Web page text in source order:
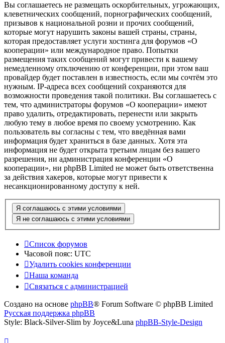
Вы соглашаетесь не размещать оскорбительных, угрожающих,
клеветнических сообщений, порнографических сообщений,
призывов к национальной розни и прочих сообщений,
которые могут нарушить законы вашей страны, страны,
которая предоставляет услуги хостинга для форумов «О
кооперации» или международное право. Попытки
размещения таких сообщений могут привести к вашему
немедленному отключению от конференции, при этом ваш
провайдер будет поставлен в известность, если мы сочтём это
нужным. IP-адреса всех сообщений сохраняются для
возможности проведения такой политики. Вы соглашаетесь с
тем, что администраторы форумов «О кооперации» имеют
право удалить, отредактировать, перенести или закрыть
любую тему в любое время по своему усмотрению. Как
пользователь вы согласны с тем, что введённая вами
информация будет храниться в базе данных. Хотя эта
информация не будет открыта третьим лицам без вашего
разрешения, ни администрация конференции «О
кооперации», ни phpBB Limited не может быть ответственна
за действия хакеров, которые могут привести к
несанкционированному доступу к ней.
Список форумов
Часовой пояс: UTC
Удалить cookies конференции
Наша команда
Связаться с администрацией
Создано на основе phpBB® Forum Software © phpBB Limited
Русская поддержка phpBB
Style: Black-Silver-Slim by Joyce&Luna phpBB-Style-Design